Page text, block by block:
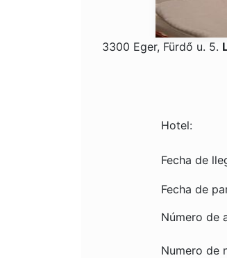
3300 Eger, Fürdő u. 5.
Hotel:
Fecha de
Fecha de
Número de
Numero de